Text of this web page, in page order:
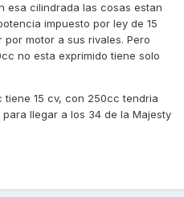
esa cilindrada las cosas estan
impuesto por ley de 15
motor a sus rivales. Pero
no esta exprimido tiene solo
tiene 15 cv, con 250cc tendria
llegar a los 34 de la Majesty